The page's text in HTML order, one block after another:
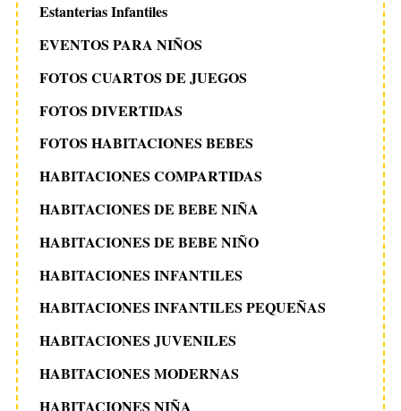
Estanterias Infantiles
EVENTOS PARA NIÑOS
FOTOS CUARTOS DE JUEGOS
FOTOS DIVERTIDAS
FOTOS HABITACIONES BEBES
HABITACIONES COMPARTIDAS
HABITACIONES DE BEBE NIÑA
HABITACIONES DE BEBE NIÑO
HABITACIONES INFANTILES
HABITACIONES INFANTILES PEQUEÑAS
HABITACIONES JUVENILES
HABITACIONES MODERNAS
HABITACIONES NIÑA